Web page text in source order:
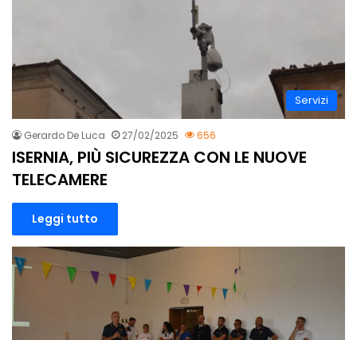
Servizi
Gerardo De Luca 27/02/2025 656
ISERNIA, PIÙ SICUREZZA CON LE NUOVE
TELECAMERE
Leggi tutto